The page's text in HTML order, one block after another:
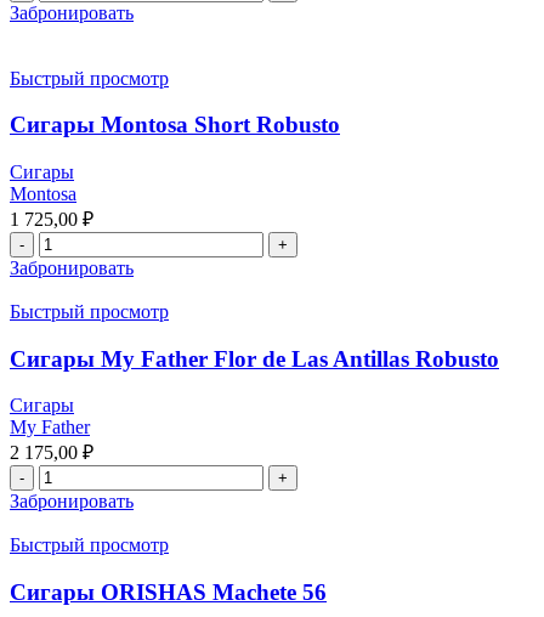
Забронировать
Быстрый просмотр
Сигары Montosa Short Robusto
Сигары
Montosa
1 725,00 ₽
Забронировать
Быстрый просмотр
Сигары My Father Flor de Las Antillas Robusto
Сигары
My Father
2 175,00 ₽
Забронировать
Быстрый просмотр
Сигары ORISHAS Machete 56